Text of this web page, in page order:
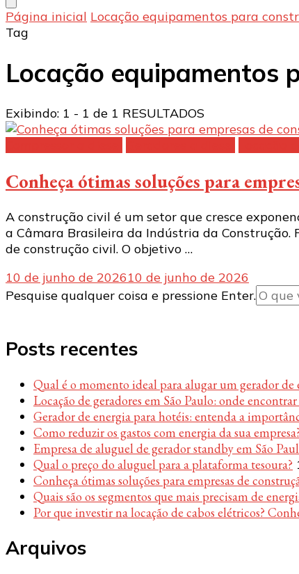
Página inicial Locação equipamentos para
Tag
Locação equipamentos
Exibindo: 1 - 1 de 1 RESULTADOS
Conheça ótimas soluções para
A construção civil é um setor que cresce
a Câmara Brasileira da Indústria da Construção.
de construção civil. O objetivo …
10 de junho de 202610 de junho de 2026
Procurando
Pesquise qualquer coisa e pressione Enter.
Posts recentes
Qual é o momento ideal para alugar um gerador de
Locação de geradores em São Paulo: onde
Gerador de energia para hotéis: entenda a
Como reduzir os gastos com energia da sua
Empresa de aluguel de gerador standby em São
Qual o preço do aluguel para a plataforma tesoura?
Conheça ótimas soluções para empresas de
Quais são os segmentos que mais precisam de
Por que investir na locação de cabos elétricos?
Arquivos